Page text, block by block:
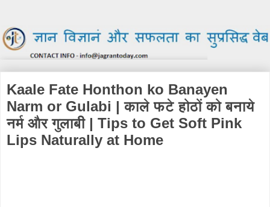
Kaale Fate Honthon ko Banayen
Narm or Gulabi | काले फटे होठों को बनाये
नर्म और गुलाबी | Tips to Get Soft Pink
Lips Naturally at Home